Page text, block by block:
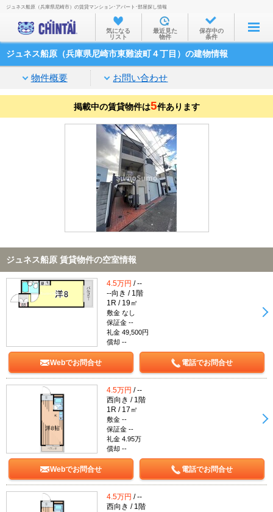
お部屋を探す
沿線・駅から
家賃相場から
通勤通学時間から
物件特集から
不動産会社から
TOP
ジュネス船原（兵庫県尼崎市）の賃貸マンション･アパート･部屋探し情報
気になる
リスト
最近見た
物件
保存中の
条件
ジュネス船原（兵庫県尼崎市東難波町４丁目）の建物情報
物件概要 お問い合わせ
掲載中の賃貸物件は5件あります
ジュネス船原 賃貸物件の空室情報
4.5万円 / --
--向き / 1階
1R / 19㎡
敷金 なし
保証金 --
礼金 49,500円
償却 --
Webでお問合せ 電話でお問合せ
4.5万円 / --
西向き / 1階
1R / 17㎡
敷金 --
保証金 --
礼金 4.95万
償却 --
Webでお問合せ 電話でお問合せ
4.5万円 / --
西向き / 1階